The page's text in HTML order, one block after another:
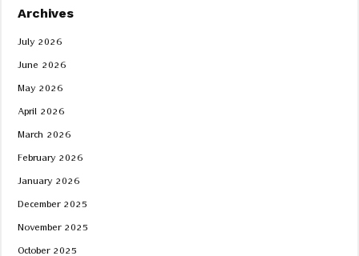
Archives
July 2026
June 2026
May 2026
April 2026
March 2026
February 2026
January 2026
December 2025
November 2025